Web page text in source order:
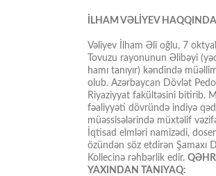
İLHAM VƏLİYEV HAQQINDA
Vəliyev İlham Əli oğlu, 7
Tovuzu rayonunun Əlibəyi
hamı tanıyır) kəndində
olub. Azərbaycan Dövlət
Riyaziyyat fakültəsini bitirib.
fəaliyyəti dövründə indiyə
müəssisələrində müxtəlif
İqtisad elmləri namizədi,
özündən söz etdirən Şamaxı
Kollecinə rəhbərlik edir.
YAXINDAN TANIYAQ: